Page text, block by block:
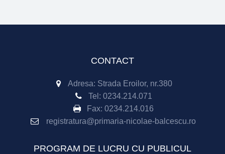
CONTACT
Adresa: Strada Eroilor, nr.380
Tel: 0234.214.071
Fax: 0234.214.016
registratura@primaria-nicolae-balcescu.ro
PROGRAM DE LUCRU CU PUBLICUL